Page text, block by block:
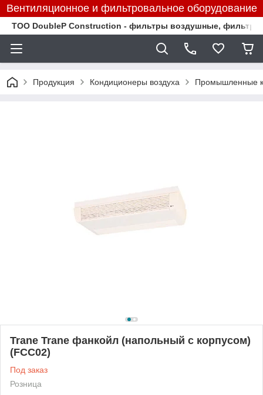
Вентиляционное и фильтровальное оборудование
TOO DoubleP Construction - фильтры воздушные,
Продукция Кондиционеры воздуха Промышленные
Trane Trane фанкойл (напольный с корпусом)
(FCC02)
Под заказ
Розница